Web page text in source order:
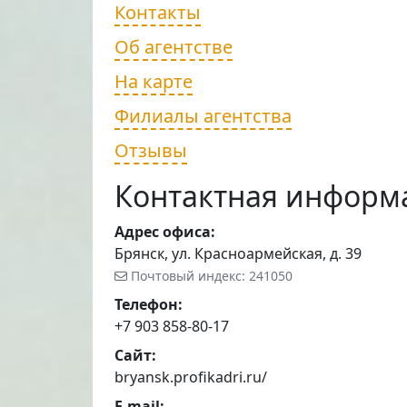
Контакты
Об агентстве
На карте
Филиалы агентства
Отзывы
Контактная
Адрес офиса:
Брянск, ул. Красноармейская, д. 39
Почтовый индекс: 241050
Телефон:
+7 903 858-80-17
Сайт:
bryansk.profikadri.ru/